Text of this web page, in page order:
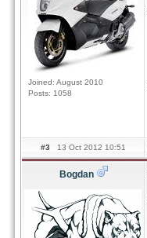
Joined: August 2010
Posts: 1058
#3 13 Oct 2012 10:51
Bogdan